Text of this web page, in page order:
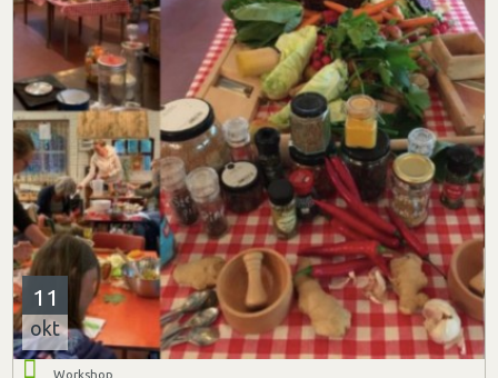
11
okt
Workshop